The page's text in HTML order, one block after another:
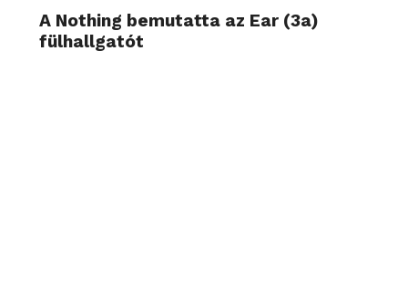
A Nothing bemutatta az Ear (3a)
fülhallgatót